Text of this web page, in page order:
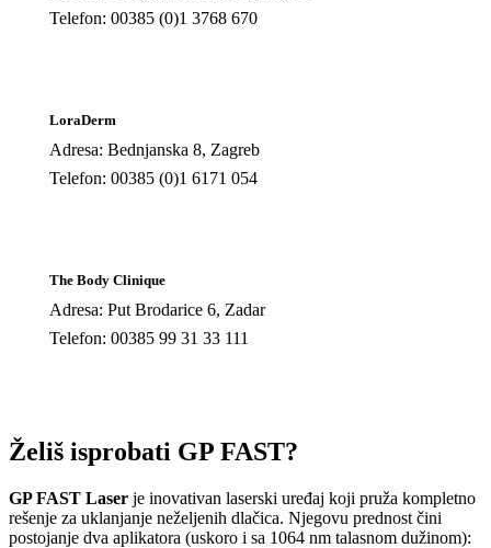
Telefon: 00385 (0)1 3768 670
LoraDerm
Adresa: Bednjanska 8, Zagreb
Telefon: 00385 (0)1 6171 054
The Body Clinique
Adresa: Put Brodarice 6, Zadar
Telefon: 00385 99 31 33 111
Želiš isprobati GP FAST?
GP FAST Laser je inovativan laserski uređaj koji pruža kompletno
rešenje za uklanjanje neželjenih dlačica. Njegovu prednost čini
postojanje dva aplikatora (uskoro i sa 1064 nm talasnom dužinom):